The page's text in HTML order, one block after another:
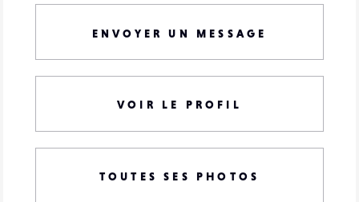
ENVOYER UN MESSAGE
VOIR LE PROFIL
TOUTES SES PHOTOS